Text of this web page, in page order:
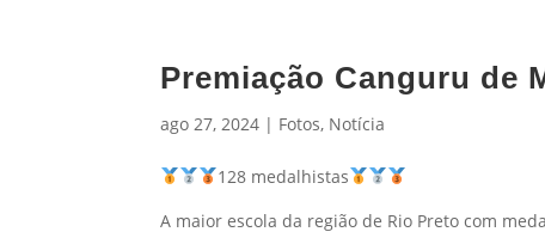
Premiação Canguru de
ago 27, 2024 | Fotos, Notícia
128 medalhistas
A maior escola da região de Rio Preto com